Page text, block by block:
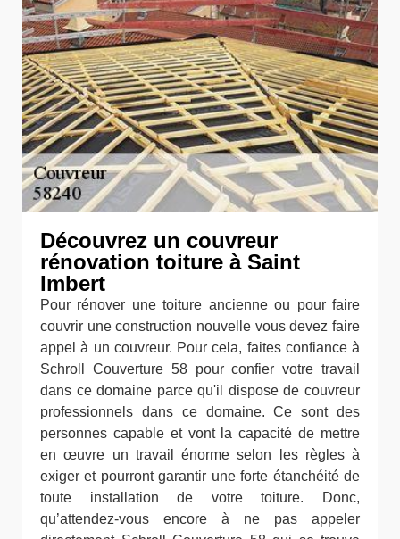
Découvrez un couvreur
rénovation toiture à Saint
Imbert
Pour rénover une toiture ancienne ou pour faire
couvrir une construction nouvelle vous devez faire
appel à un couvreur. Pour cela, faites confiance à
Schroll Couverture 58 pour confier votre travail
dans ce domaine parce qu'il dispose de couvreur
professionnels dans ce domaine. Ce sont des
personnes capable et vont la capacité de mettre
en œuvre un travail énorme selon les règles à
exiger et pourront garantir une forte étanchéité de
toute installation de votre toiture. Donc,
qu’attendez-vous encore à ne pas appeler